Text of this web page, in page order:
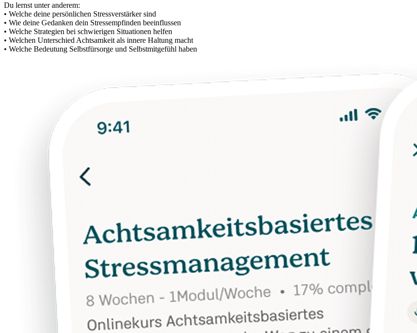
Du lernst unter anderem:
• Welche deine persönlichen Stressverstärker sind
• Wie deine Gedanken dein Stressempfinden beeinflussen
• Welche Strategien bei schwierigen Situationen helfen
• Welchen Unterschied Achtsamkeit als innere Haltung macht
• Welche Bedeutung Selbstfürsorge und Selbstmitgefühl haben